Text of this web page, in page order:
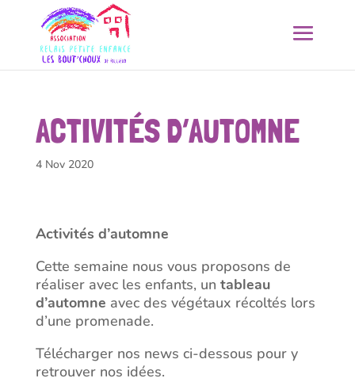
ACTIVITÉS D’AUTOMNE
4 Nov 2020
Activités d’automne
Cette semaine nous vous proposons de
réaliser avec les enfants, un tableau
d’automne avec des végétaux récoltés lors
d’une promenade.
Télécharger nos news ci-dessous pour y
retrouver nos idées.